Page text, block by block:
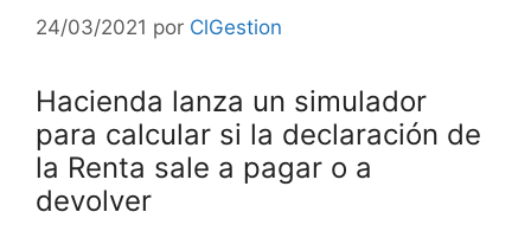
24/03/2021 por ClGestion
Hacienda lanza un simulador
para calcular si la declaración de
la Renta sale a pagar o a
devolver